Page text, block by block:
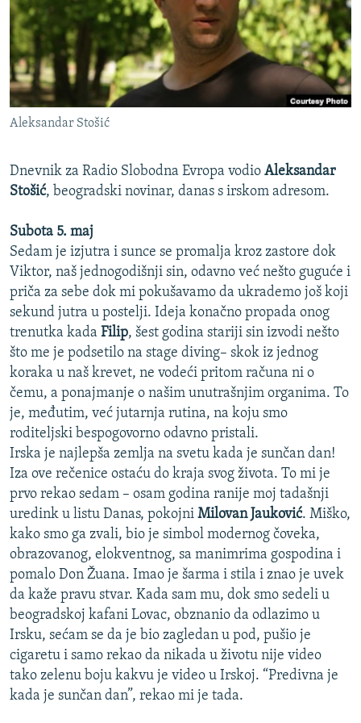
ISPRIČAJ MI
DNEVNO@RSE
SPECIJALI RSE
VIŠE OD NASLOVA
POPLAVE I KLIZIŠTA U BIH 2024.
TV LIBERTY
MOJA EVROPA
TRI DECENIJE OD RATA U BIH
SVE KARTE DEJTONA
NASTANAK I RASPAD JUGOSLAVIJE
PRATITE NAS
Sve RFE/RL stranice
Aleksandar Stošić
Dnevnik za Radio Slobodna Evropa vodio Aleksandar
Stošić, beogradski novinar, danas s irskom adresom.
Subota 5. maj
Sedam je izjutra i sunce se promalja kroz zastore dok
Viktor, naš jednogodišnji sin, odavno već nešto guguće i
priča za sebe dok mi pokušavamo da ukrademo još koji
sekund jutra u postelji. Ideja konačno propada onog
trenutka kada Filip, šest godina stariji sin izvodi nešto
što me je podsetilo na stage diving– skok iz jednog
koraka u naš krevet, ne vodeći pritom računa ni o
čemu, a ponajmanje o našim unutrašnjim organima. To
je, međutim, već jutarnja rutina, na koju smo
roditeljski bespogovorno odavno pristali.
Irska je najlepša zemlja na svetu kada je sunčan dan!
Iza ove rečenice ostaću do kraja svog života. To mi je
prvo rekao sedam – osam godina ranije moj tadašnji
uredink u listu Danas, pokojni Milovan Jauković. Miško,
kako smo ga zvali, bio je simbol modernog čoveka,
obrazovanog, elokventnog, sa manimrima gospodina i
pomalo Don Žuana. Imao je šarma i stila i znao je uvek
da kaže pravu stvar. Kada sam mu, dok smo sedeli u
beogradskoj kafani Lovac, obznanio da odlazimo u
Irsku, sećam se da je bio zagledan u pod, pušio je
cigaretu i samo rekao da nikada u životu nije video
tako zelenu boju kakvu je video u Irskoj. “Predivna je
kada je sunčan dan”, rekao mi je tada.